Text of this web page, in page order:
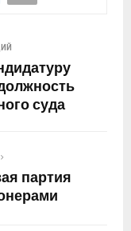
суда
партия